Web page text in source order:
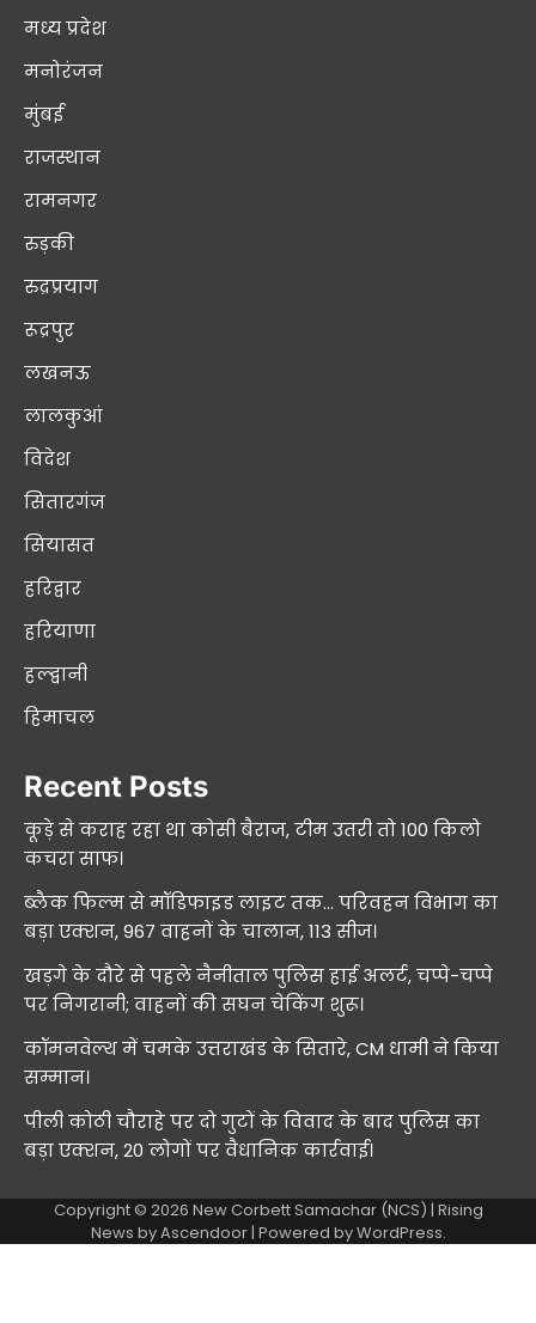
मध्य प्रदेश
मनोरंजन
मुंबई
राजस्थान
रामनगर
रुड़की
रुद्रप्रयाग
रूद्रपुर
लखनऊ
लालकुआं
विदेश
सितारगंज
सियासत
हरिद्वार
हरियाणा
हल्द्वानी
हिमाचल
Recent Posts
कूड़े से कराह रहा था कोसी बैराज, टीम उतरी तो 100 किलो
कचरा साफ।
ब्लैक फिल्म से मॉडिफाइड लाइट तक… परिवहन विभाग का
बड़ा एक्शन, 967 वाहनों के चालान, 113 सीज।
खड़गे के दौरे से पहले नैनीताल पुलिस हाई अलर्ट, चप्पे-चप्पे
पर निगरानी; वाहनों की सघन चेकिंग शुरू।
कॉमनवेल्थ में चमके उत्तराखंड के सितारे, CM धामी ने किया
सम्मान।
पीली कोठी चौराहे पर दो गुटों के विवाद के बाद पुलिस का
बड़ा एक्शन, 20 लोगों पर वैधानिक कार्रवाई।
Copyright © 2026 New Corbett Samachar (NCS) | Rising
News byAscendoor| Powered byWordPress.